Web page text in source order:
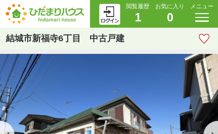
閲覧履歴
1
お気に入り
0
メニュー
結城市新福寺6丁目 中古戸建